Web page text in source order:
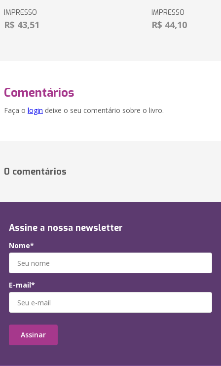
IMPRESSO
R$ 43,51
IMPRESSO
R$ 44,10
Comentários
Faça o login deixe o seu comentário sobre o livro.
0 comentários
Assine a nossa newsletter
Nome*
E-mail*
Assinar